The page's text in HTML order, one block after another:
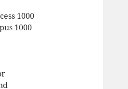
1000
1000